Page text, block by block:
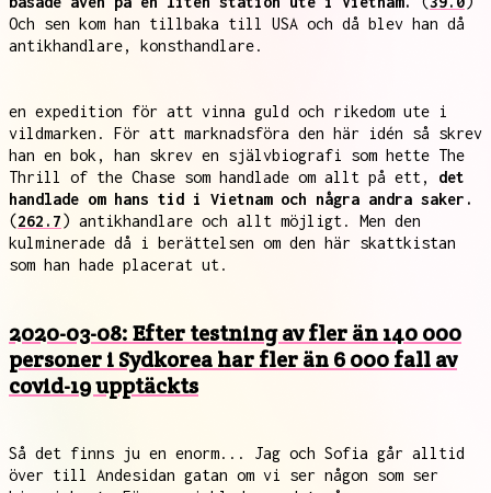
Och sen kom han tillbaka till USA och då blev han då
antikhandlare, konsthandlare.
en expedition för att vinna guld och rikedom ute i
vildmarken. För att marknadsföra den här idén så skrev
han en bok, han skrev en självbiografi som hette The
Thrill of the Chase som handlade om allt på ett, det
handlade om hans tid i Vietnam och några andra saker.
(262.7) antikhandlare och allt möjligt. Men den
kulminerade då i berättelsen om den här skattkistan
som han hade placerat ut.
2020-03-08: Efter testning av fler än 140 000
personer i Sydkorea har fler än 6 000 fall av
covid-19 upptäckts
Så det finns ju en enorm... Jag och Sofia går alltid
över till Andesidan gatan om vi ser någon som ser